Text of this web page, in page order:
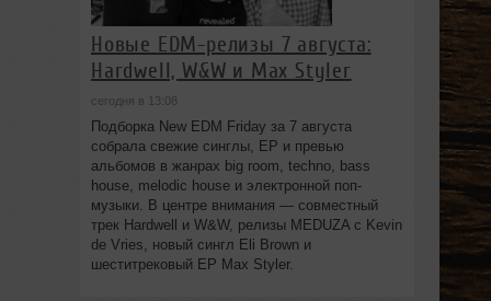
Новые EDM-релизы 7 августа:
Hardwell, W&W и Max Styler
сегодня в 13:08
Подборка New EDM Friday за 7 августа
собрала свежие синглы, EP и превью
альбомов в жанрах big room, techno, bass
house, melodic house и электронной поп-
музыки. В центре внимания — совместный
трек Hardwell и W&W, релизы MEDUZA с Kevin
de Vries, новый сингл Eli Brown и
шеститрековый EP Max Styler.